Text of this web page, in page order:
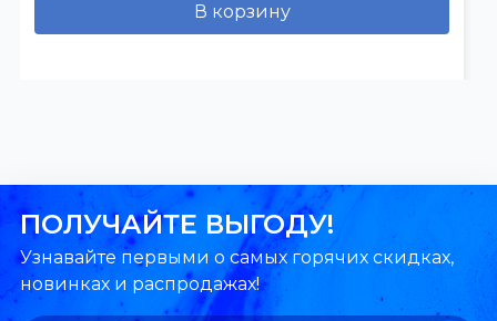
В корзину
ПОЛУЧАЙТЕ ВЫГОДУ!
Узнавайте первыми о самых горячих скидках,
новинках и распродажах!